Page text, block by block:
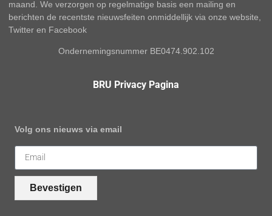
maand. We verzorgen op regelmatige basis een mailing en
berichten de recentste nieuwsfeiten onmiddellijk via onze website,
Twitter en Facebook
Ondernemingsnummer BE0474.902.102
BRU Privacy Pagina
Volg ons nieuws via email
Bevestigen